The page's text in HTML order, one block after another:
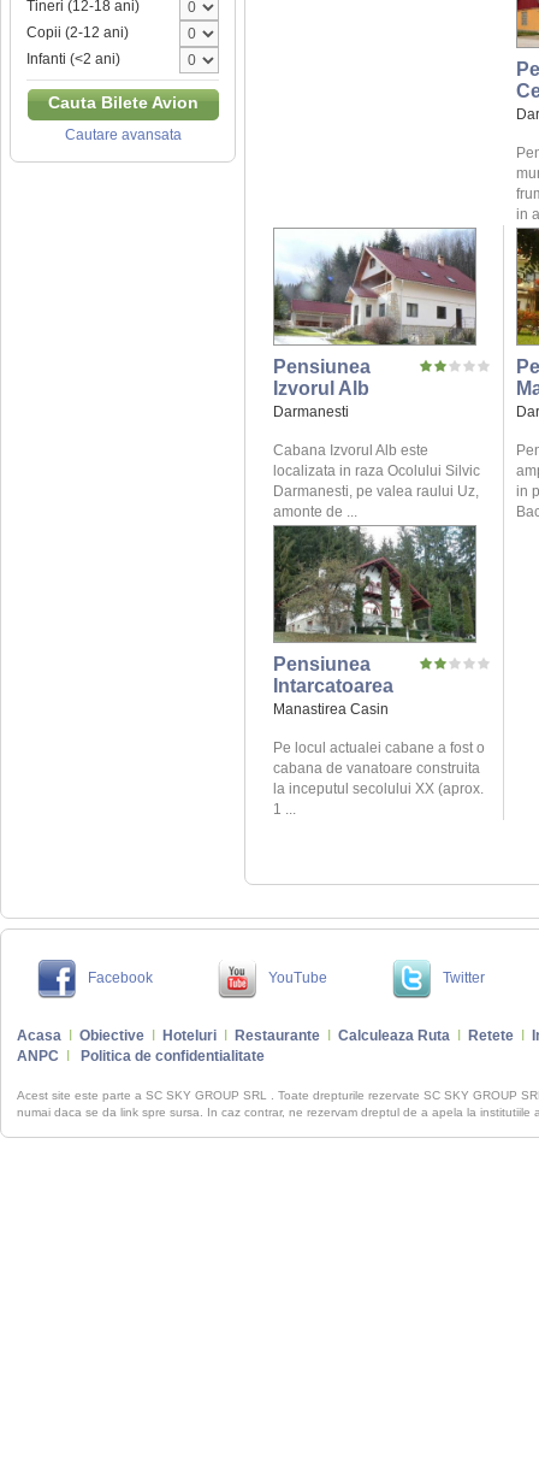
Tineri (12-18 ani)
Copii (2-12 ani)
Infanti (<2 ani)
Cauta Bilete Avion
Cautare avansata
in
Pensiunea
Izvorul Alb
Darmanesti
Cabana Izvorul Alb este
localizata in raza Ocolului Silvic
Darmanesti, pe valea raului Uz,
amonte de ...
in
Pensiunea
Intarcatoarea
Manastirea Casin
Pe locul actualei cabane a fost o
cabana de vanatoare construita
la inceputul secolului XX (aprox.
1 ...
Facebook YouTube Twitter
Acasa Obiective Hoteluri Restaurante Calculeaza Ruta Retete
ANPC
Politica de confidentialitate
Acest site este parte a SC SKY GROUP SRL . Toate drepturile rezervate SC SKY GROUP
numai daca se da link spre sursa. In caz contrar, ne rezervam dreptul de a apela la institutiile